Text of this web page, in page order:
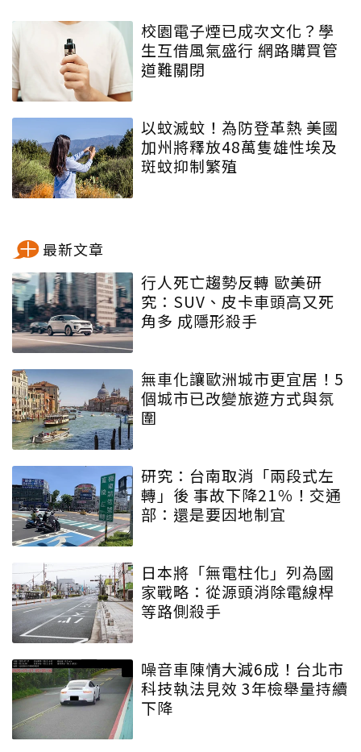
校園電子煙已成次文化？學
生互借風氣盛行 網路購買管
道難關閉
以蚊滅蚊！為防登革熱 美國
加州將釋放48萬隻雄性埃及
斑蚊抑制繁殖
最新文章
行人死亡趨勢反轉 歐美研
究：SUV、皮卡車頭高又死
角多 成隱形殺手
無車化讓歐洲城市更宜居！5
個城市已改變旅遊方式與氛
圍
研究：台南取消「兩段式左
轉」後 事故下降21％！交通
部：還是要因地制宜
日本將「無電柱化」列為國
家戰略：從源頭消除電線桿
等路側殺手
噪音車陳情大減6成！台北市
科技執法見效 3年檢舉量持續
下降